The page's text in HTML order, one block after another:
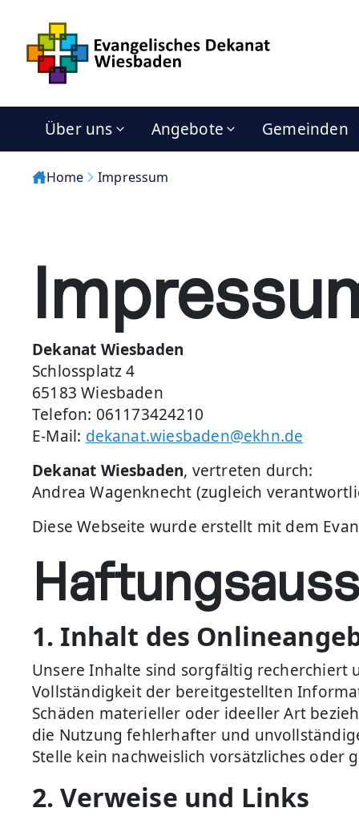
Über uns Angebote Gemeinden
Home Impressum
Dekanat Wiesbaden
Schlossplatz 4
65183 Wiesbaden
Telefon: 061173424210
E-Mail: dekanat.wiesbaden@ekhn.de
Dekanat Wiesbaden, vertreten durch:
Andrea Wagenknecht (zugleich
Diese Webseite wurde erstellt mit dem
1. Inhalt des
Unsere Inhalte sind sorgfältig
Vollständigkeit der bereitgestellten
Schäden materieller oder ideeller Art
die Nutzung fehlerhafter und
Stelle kein nachweislich vorsätzliches oder
2. Verweise und Links